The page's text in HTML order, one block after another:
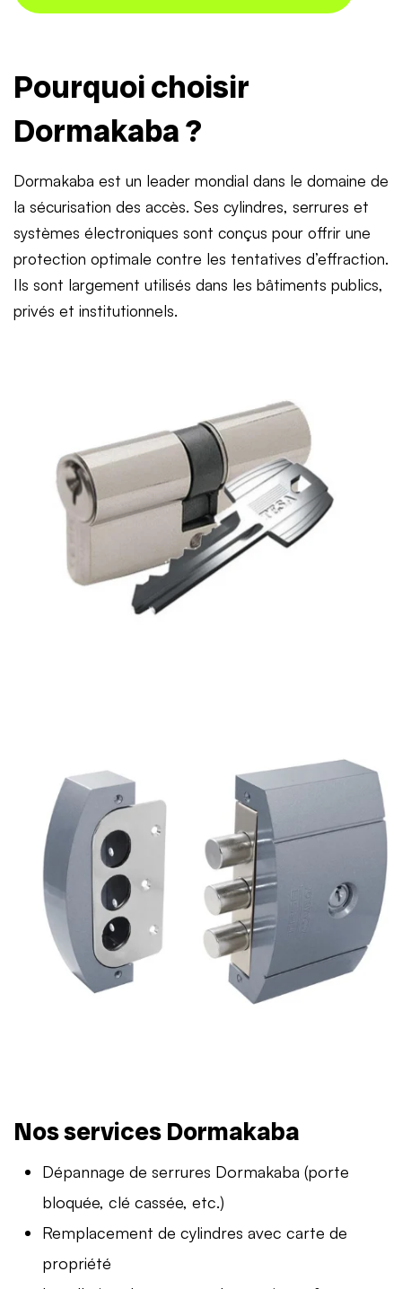
Pourquoi choisir
Dormakaba ?
Dormakaba est un leader mondial dans le domaine de
la sécurisation des accès. Ses cylindres, serrures et
systèmes électroniques sont conçus pour offrir une
protection optimale contre les tentatives d’effraction.
Ils sont largement utilisés dans les bâtiments publics,
privés et institutionnels.
Nos services Dormakaba
Dépannage de serrures Dormakaba (porte
bloquée, clé cassée, etc.)
Remplacement de cylindres avec carte de
propriété